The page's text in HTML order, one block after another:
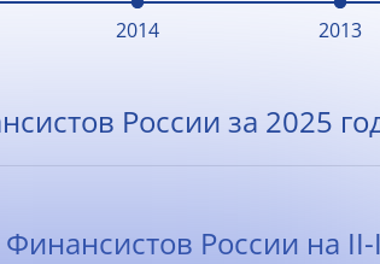
2014 2013
России за 2025
России на II-